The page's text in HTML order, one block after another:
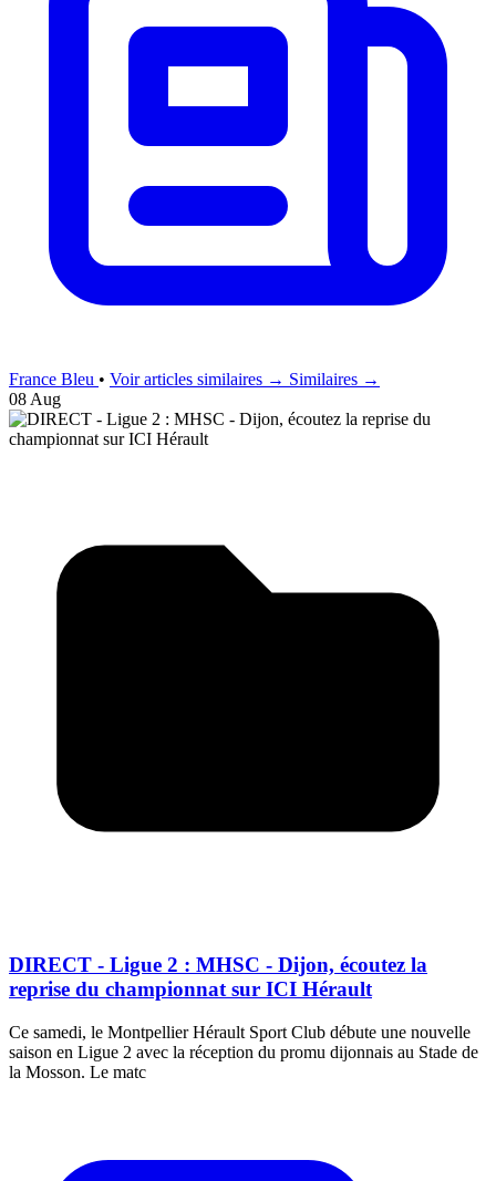
France Bleu • Voir articles similaires → Similaires →
08 Aug
DIRECT - Ligue 2 : MHSC - Dijon, écoutez la
reprise du championnat sur ICI Hérault
Ce samedi, le Montpellier Hérault Sport Club débute une nouvelle
saison en Ligue 2 avec la réception du promu dijonnais au Stade de
la Mosson. Le matc